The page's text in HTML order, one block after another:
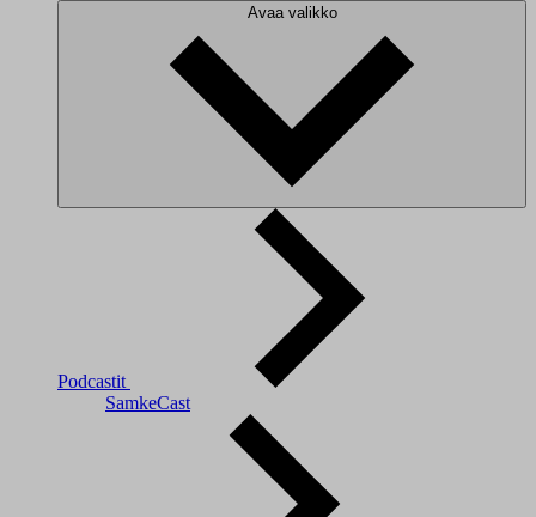
Avaa valikko
Podcastit
SamkeCast